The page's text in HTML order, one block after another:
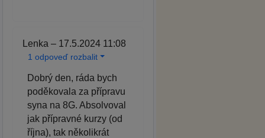
Lenka – 17.5.2024 11:08
1 odpoveď rozbalit
Dobrý den, ráda bych
poděkovala za přípravu
syna na 8G. Absolvoval
jak přípravné kurzy (od
října), tak několikrát